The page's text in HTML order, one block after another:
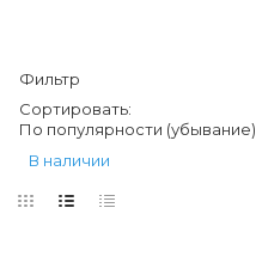
Фильтр
Сортировать:
По популярности (убывание)
В наличии